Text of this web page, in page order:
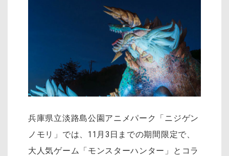
兵庫県立淡路島公園アニメパーク「ニジゲン
ノモリ」では、11月3日までの期間限定で、
大人気ゲーム「モンスターハンター」とコラ